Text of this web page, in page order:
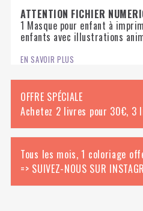
ATTENTION FICHIER
1 Masque pour enfant à
enfants avec illustrations
EN SAVOIR PLUS
OFFRE SPÉCIALE
Achetez 2 livres pour 30€, 3
Tous les mois, 1 coloriage
=> SUIVEZ-NOUS SUR